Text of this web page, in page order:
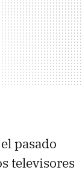
pasado
televisores